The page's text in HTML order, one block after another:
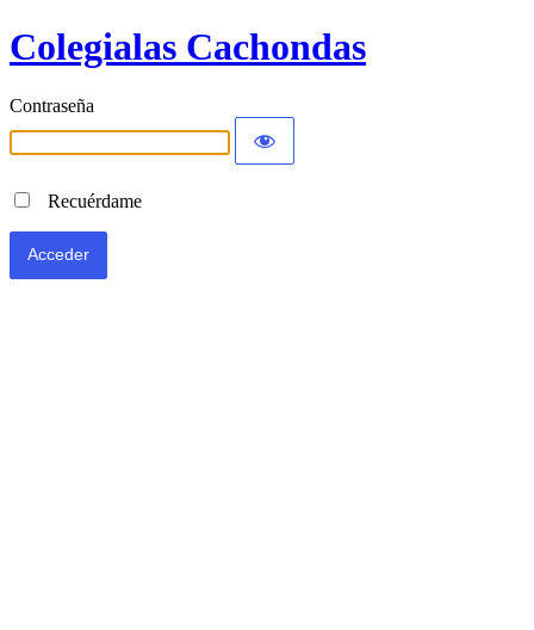
Colegialas Cachondas
Contraseña
Recuérdame